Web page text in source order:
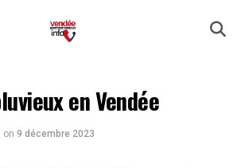
en Vendée
on 9 décembre 2023